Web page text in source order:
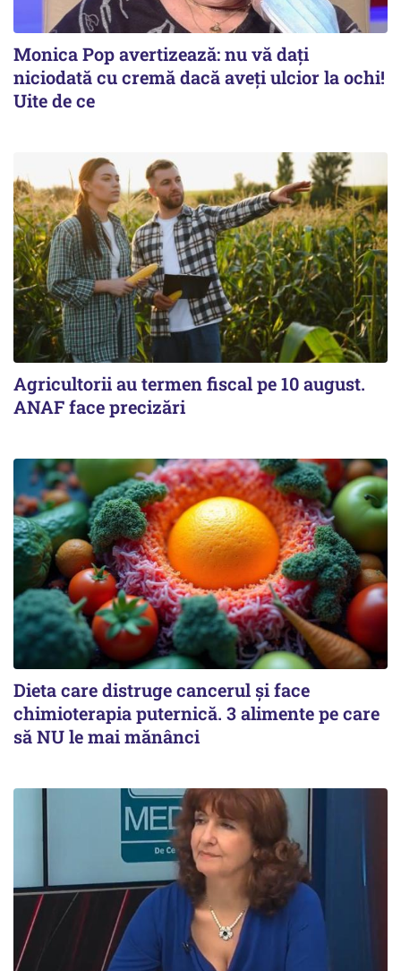
Monica Pop avertizează: nu vă dați
niciodată cu cremă dacă aveți ulcior la ochi!
Uite de ce
Agricultorii au termen fiscal pe 10 august.
ANAF face precizări
Dieta care distruge cancerul și face
chimioterapia puternică. 3 alimente pe care
să NU le mai mănânci